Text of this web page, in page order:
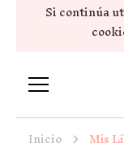
Si continúa
Inicio Mis